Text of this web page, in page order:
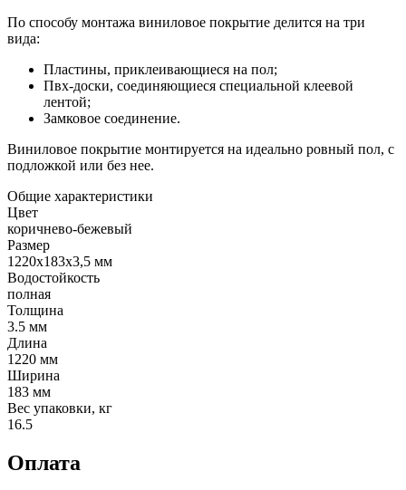
По способу монтажа виниловое покрытие делится на три
вида:
Пластины, приклеивающиеся на пол;
Пвх-доски, соединяющиеся специальной клеевой
лентой;
Замковое соединение.
Виниловое покрытие монтируется на идеально ровный пол, с
подложкой или без нее.
Общие характеристики
Цвет
коричнево-бежевый
Размер
1220x183x3,5 мм
Водостойкость
полная
Толщина
3.5 мм
Длина
1220 мм
Ширина
183 мм
Вес упаковки, кг
16.5
Оплата